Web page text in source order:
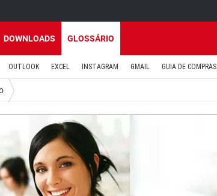
DOWNLOADS GLOSSÁRIO
OUTLOOK EXCEL INSTAGRAM GMAIL GUIA DE COMPRAS